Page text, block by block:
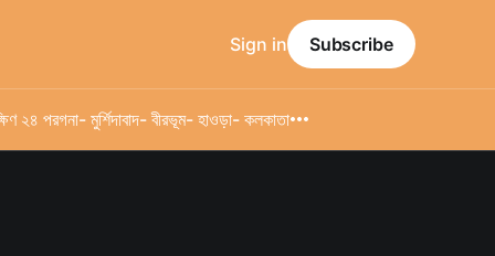
২৪ পরগনা- মুর্শিদাবাদ- বীরভূম- হাওড়া- কলকাতা
Sign in Subscribe